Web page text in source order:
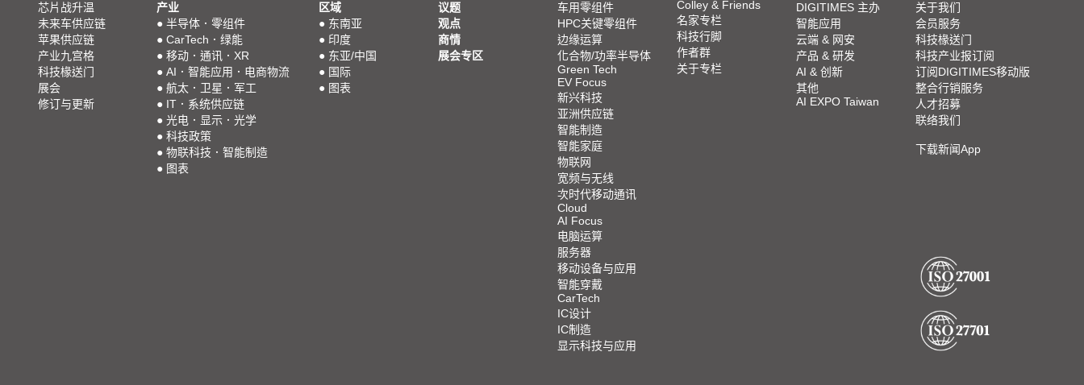
芯片战升温
未来车供应链
苹果供应链
产业九宫格
科技椽送门
展会
修订与更新
产业
● 半导体．零组件
● CarTech．绿能
● 移动．通讯．XR
● AI．智能应用．电商物流
● 航太．卫星．军工
● IT．系统供应链
● 光电．显示．光学
● 科技政策
● 物联科技．智能制造
● 图表
区域
● 东南亚
● 印度
● 东亚/中国
● 国际
● 图表
议题
观点
商情
展会专区
车用零组件
HPC关键零组件
边缘运算
化合物/功率半导体
Green Tech
EV Focus
新兴科技
亚洲供应链
智能制造
智能家庭
物联网
宽频与无线
次时代移动通讯
Cloud
AI Focus
电脑运算
服务器
移动设备与应用
智能穿戴
CarTech
IC设计
IC制造
显示科技与应用
Colley & Friends
名家专栏
科技行脚
作者群
关于专栏
DIGITIMES 主办
智能应用
云端 & 网安
产品 & 研发
AI & 创新
其他
AI EXPO Taiwan
关于我们
会员服务
科技椽送门
科技产业报订阅
订阅DIGITIMES移动版
整合行销服务
人才招募
联络我们
下载新闻App